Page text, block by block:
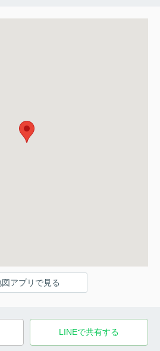
図アプリで見る
LINEで共有する